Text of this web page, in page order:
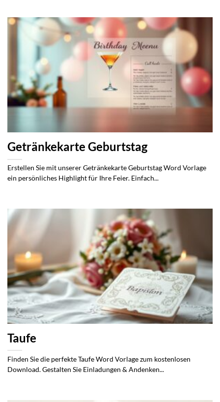
Getränkekarte Geburtstag
Erstellen Sie mit unserer Getränkekarte Geburtstag Word Vorlage
ein persönliches Highlight für Ihre Feier. Einfach...
Taufe
Finden Sie die perfekte Taufe Word Vorlage zum kostenlosen
Download. Gestalten Sie Einladungen & Andenken...